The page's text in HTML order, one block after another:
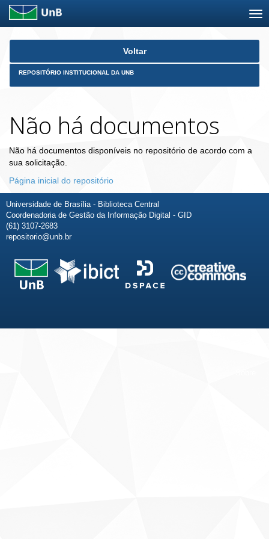
Skip
Voltar
REPOSITÓRIO INSTITUCIONAL DA UNB
Não há documentos
Não há documentos disponíveis no repositório de acordo com a
sua solicitação.
Página inicial do repositório
Universidade de Brasília - Biblioteca Central
Coordenadoria de Gestão da Informação Digital - GID
(61) 3107-2683
repositorio@unb.br